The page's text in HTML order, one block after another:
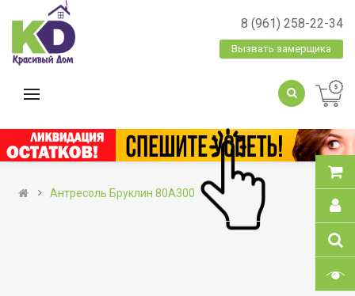
8 (961) 258-22-34
Вызвать замерщика
Антресоль Бруклин 80А300